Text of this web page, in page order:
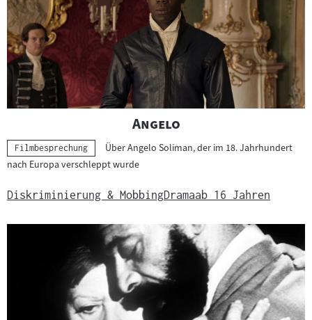
"
Angelo"
Kategorie:
Filmbesprechung
Über Angelo Soliman, der im 18. Jahrhundert
nach Europa verschleppt wurde
Diskriminierung & MobbingDramaab 16 Jahren